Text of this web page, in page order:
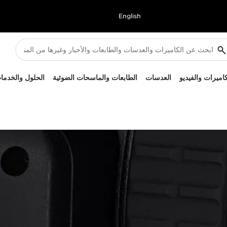
English
والفيديو العدسات الطابعات والماسحات الضوئية الحلول